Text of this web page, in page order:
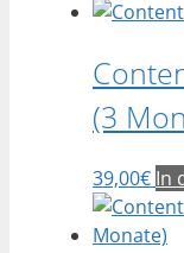
(3
39,00€ In